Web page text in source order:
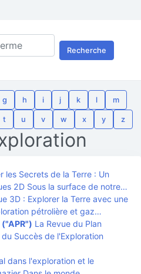
Recherche
g h i j k l m
t u v w x y z
les Secrets de la Terre : Un
2D Sous la surface de notre…
3D : Explorer la Terre avec une
pétrolière et gaz…
La Revue du Plan
Succès de l'Exploration
dans l'exploration et le